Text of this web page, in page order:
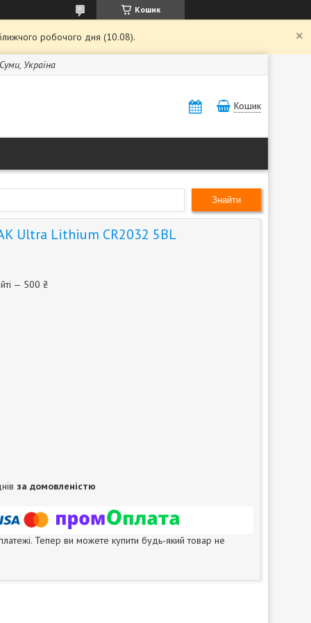
Кошик
робочого дня (10.08).
Україна
Кошик
Знайти
Ultra Lithium CR2032 5BL
— 500 ₴
за домовленістю
Тепер ви можете купити будь-який товар не